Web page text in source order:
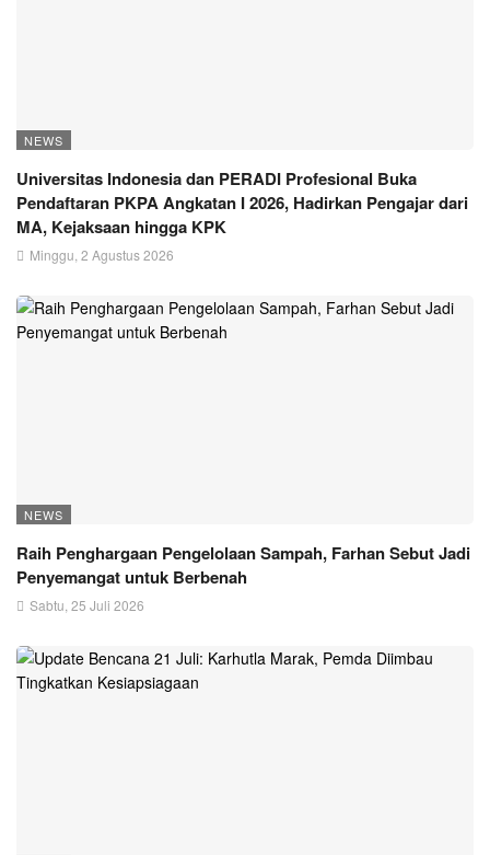
NEWS
Universitas Indonesia dan PERADI Profesional Buka
Pendaftaran PKPA Angkatan I 2026, Hadirkan Pengajar dari
MA, Kejaksaan hingga KPK
Minggu, 2 Agustus 2026
NEWS
Raih Penghargaan Pengelolaan Sampah, Farhan Sebut Jadi
Penyemangat untuk Berbenah
Sabtu, 25 Juli 2026